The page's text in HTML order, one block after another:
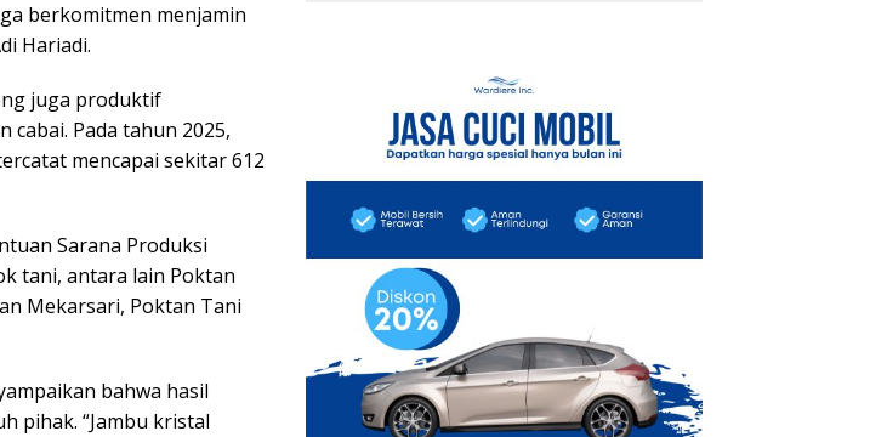
berkomitmen menjamin
Hariadi.
juga produktif
Pada tahun 2025,
mencapai sekitar 612
Sarana Produksi
tani, antara lain Poktan
Mekarsari, Poktan Tani
bahwa hasil
pihak. “Jambu kristal